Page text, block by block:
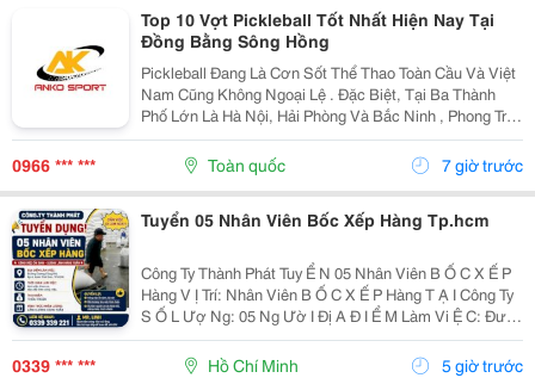
Top 10 Vợt Pickleball Tốt Nhất Hiện Nay Tại
Đồng Bằng Sông Hồng
Pickleball Đang Là Cơn Sốt Thể Thao Toàn Cầu Và Việt
Nam Cũng Không Ngoại Lệ . Đặc Biệt, Tại Ba Thành
Phố Lớn Là Hà Nội, Hải Phòng Và Bắc Ninh , Phong Trào
Chơi Pickleball Đang Phát Triển Mạnh Mẽ Với Số Lượng
Người Chơi Ngày Càng Tăng. Tuy Nhiên, Để...
0966 *** *** Toàn quốc 7 giờ trước
Tuyển 05 Nhân Viên Bốc Xếp Hàng Tp.hcm
Công Ty Thành Phát Tuy Ể N 05 Nhân Viên B Ố C X Ế P
Hàng V Ị Trí: Nhân Viên B Ố C X Ế P Hàng T Ạ I Công Ty
S Ố L Ượ Ng: 05 Ng Ườ I Đị A Đ I Ể M Làm Vi Ệ C: Đườ
Ng D Ươ Ng Công Khi, Ấ P 4, Xuân Th Ớ I S Ơ N,
Tp.hcm ⏰ Th Ờ I Gian: Làm Vi Ệ C Theo...
0339 *** *** Hồ Chí Minh 5 giờ trước